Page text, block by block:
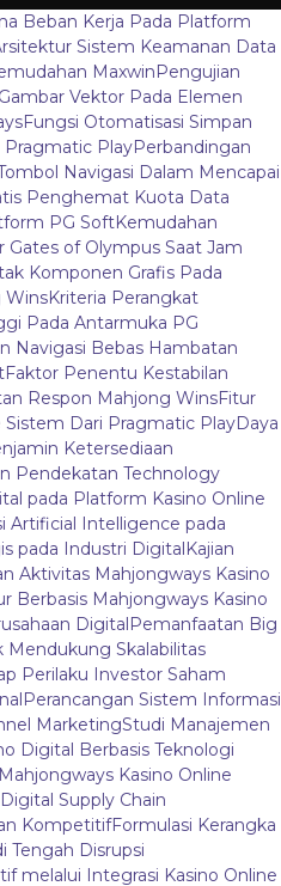
Beban Kerja Pada Platform
Sistem Keamanan Data
MaxwinPengujian
Vektor Pada Elemen
Fungsi Otomatisasi Simpan
PlayPerbandingan
Navigasi Dalam Mencapai
Penghemat Kuota Data
PG SoftKemudahan
Gates of Olympus Saat Jam
Komponen Grafis Pada
WinsKriteria Perangkat
Pada Antarmuka PG
Navigasi Bebas Hambatan
Faktor Penentu Kestabilan
Respon Mahjong WinsFitur
Dari Pragmatic PlayDaya
Ketersediaan
Pendekatan Technology
pada Platform Kasino Online
Artificial Intelligence pada
pada Industri DigitalKajian
Aktivitas Mahjongways Kasino
Berbasis Mahjongways Kasino
DigitalPemanfaatan Big
Skalabilitas
Perilaku Investor Saham
Perancangan Sistem Informasi
MarketingStudi Manajemen
Digital Berbasis Teknologi
Kasino Online
Supply Chain
KompetitifFormulasi Kerangka
Tengah Disrupsi
melalui Integrasi Kasino Online